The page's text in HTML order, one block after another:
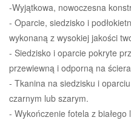
-Wyjątkowa, nowoczesna
- Oparcie, siedzisko i
wykonaną z wysokiej jakości
- Siedzisko i oparcie pokryte
przewiewną i odporną na
- Tkanina na siedzisku i
czarnym lub szarym.
- Wykończenie fotela z